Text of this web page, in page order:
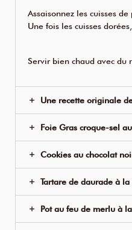
Assaisonnez les cuisses
Une fois les cuisses
Servir bien chaud avec du
Une recette originale
Foie Gras croque-sel
Cookies au chocolat
Tartare de daurade à
Pot au feu de merlu à